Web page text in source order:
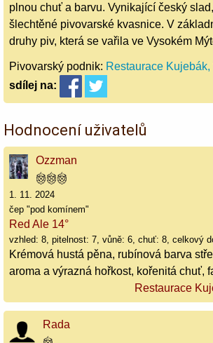
plnou chuť a barvu. Vynikající český
šlechtěné pivovarské kvasnice. V
druhy piv, která se vařila ve Vysokém
Pivovarský podnik: Restaurace
sdílej na:
Hodnocení uživatelů
Ozzman
1. 11. 2024
čep "pod komínem"
Red Ale 14°
vzhled: 8, pitelnost: 7, vůně: 6, chuť: 8, celkový
Krémová hustá pěna, rubínová barva
aroma a výrazná hořkost, kořenitá chuť,
Restaurace
Rada